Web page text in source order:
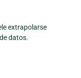
extrapolarse
datos.